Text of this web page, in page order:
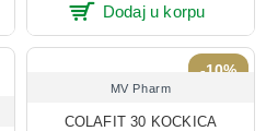
Dodaj u korpu
-10%
MV Pharm
COLAFIT 30 KOCKICA